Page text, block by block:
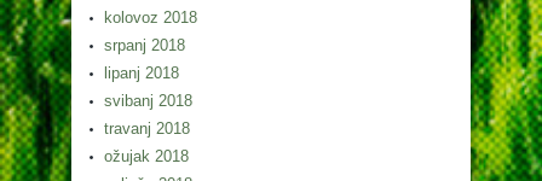
kolovoz 2018
srpanj 2018
lipanj 2018
svibanj 2018
travanj 2018
ožujak 2018